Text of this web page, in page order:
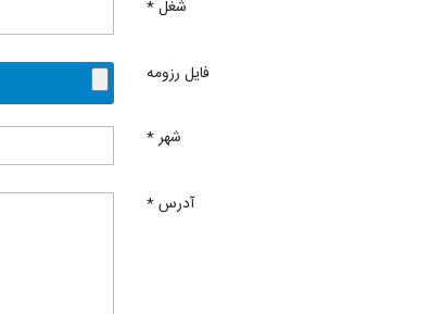
شغل*
فایل رزومه
شهر*
آدرس*